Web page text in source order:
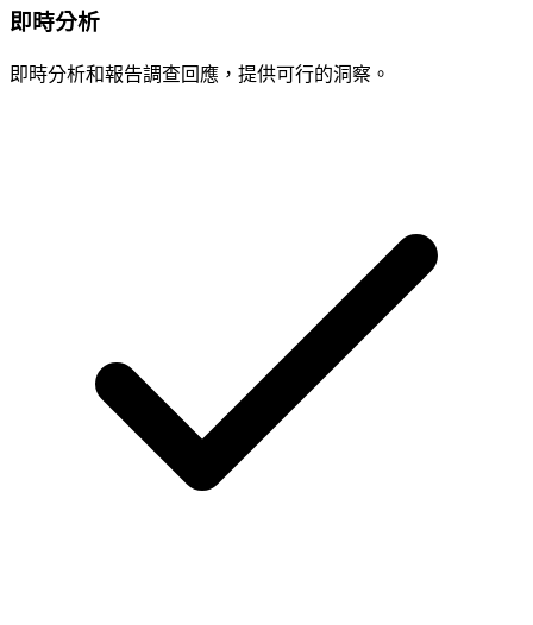
即時分析
即時分析和報告調查回應，提供可行的洞察。